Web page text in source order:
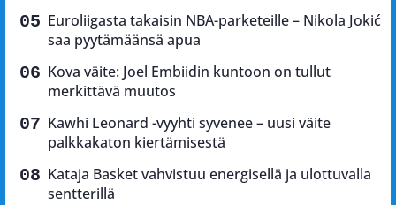
Euroliigasta takaisin NBA-parketeille – Nikola Jokić
saa pyytämäänsä apua
Kova väite: Joel Embiidin kuntoon on tullut
merkittävä muutos
Kawhi Leonard -vyyhti syvenee – uusi väite
palkkakaton kiertämisestä
Kataja Basket vahvistuu energisellä ja ulottuvalla
sentterillä